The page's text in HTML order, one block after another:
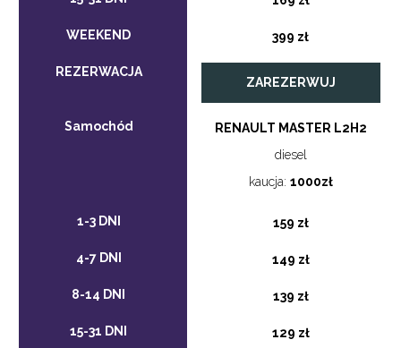
399 zł
ZAREZERWUJ
RENAULT MASTER L2H2
diesel
kaucja: 1000zł
159 zł
149 zł
139 zł
129 zł